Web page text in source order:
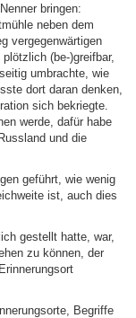
bringen:
neben dem
vergegenwärtigen
(be-)greifbar,
umbrachte, wie
dort daran denken,
sich bekriegte.
werde, dafür habe
und die
geführt, wie wenig
ist, auch dies
gestellt hatte, war,
zu können, der
Begriffe